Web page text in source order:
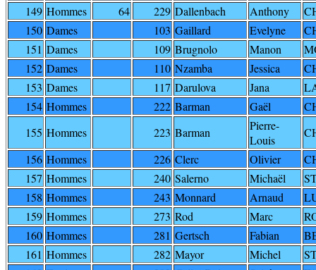
149 Hommes 64 229 Dallenbach Anthony
150 Dames 103 Gaillard Evelyne
151 Dames 109 Brugnolo Manon
152 Dames 110 Nzamba Jessica
153 Dames 117 Darulova Jana
154 Hommes 222 Barman Gaël
155 Hommes 223 Barman
Pierre-
Louis
156 Hommes 226 Clerc Olivier
157 Hommes 240 Salerno Michaël
158 Hommes 243 Monnard Arnaud
159 Hommes 273 Rod Marc
160 Hommes 281 Gertsch Fabian
161 Hommes 282 Mayor Michel